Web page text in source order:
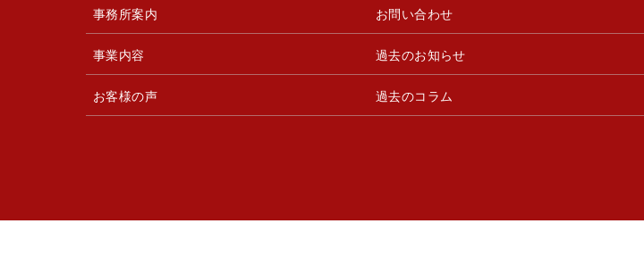
事務所案内
事業内容
お客様の声
お問い合わせ
過去のお知らせ
過去のコラム